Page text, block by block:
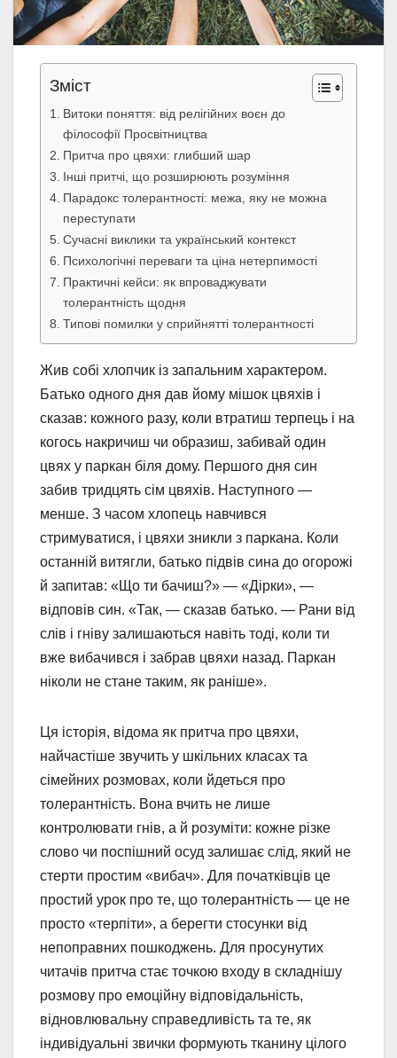
Зміст
Витоки поняття: від релігійних воєн до
філософії Просвітництва
Притча про цвяхи: глибший шар
Інші притчі, що розширюють розуміння
Парадокс толерантності: межа, яку не можна
переступати
Сучасні виклики та український контекст
Психологічні переваги та ціна нетерпимості
Практичні кейси: як впроваджувати
толерантність щодня
Типові помилки у сприйнятті толерантності
Жив собі хлопчик із запальним характером.
Батько одного дня дав йому мішок цвяхів і
сказав: кожного разу, коли втратиш терпець і на
когось накричиш чи образиш, забивай один
цвях у паркан біля дому. Першого дня син
забив тридцять сім цвяхів. Наступного —
менше. З часом хлопець навчився
стримуватися, і цвяхи зникли з паркана. Коли
останній витягли, батько підвів сина до огорожі
й запитав: «Що ти бачиш?» — «Дірки», —
відповів син. «Так, — сказав батько. — Рани від
слів і гніву залишаються навіть тоді, коли ти
вже вибачився і забрав цвяхи назад. Паркан
ніколи не стане таким, як раніше».
Ця історія, відома як притча про цвяхи,
найчастіше звучить у шкільних класах та
сімейних розмовах, коли йдеться про
толерантність. Вона вчить не лише
контролювати гнів, а й розуміти: кожне різке
слово чи поспішний осуд залишає слід, який не
стерти простим «вибач». Для початківців це
простий урок про те, що толерантність — це не
просто «терпіти», а берегти стосунки від
непоправних пошкоджень. Для просунутих
читачів притча стає точкою входу в складнішу
розмову про емоційну відповідальність,
відновлювальну справедливість та те, як
індивідуальні звички формують тканину цілого